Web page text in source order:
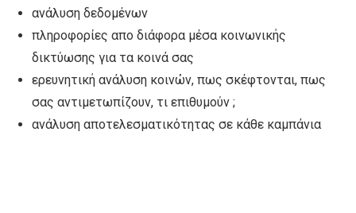
ανάλυση δεδομένων
πληροφορίες απο διάφορα μέσα κοινωνικής
δικτύωσης για τα κοινά σας
ερευνητική ανάλυση κοινών, πως σκέφτονται, πως
σας αντιμετωπίζουν, τι επιθυμούν ;
ανάλυση αποτελεσματικότητας σε κάθε καμπάνια